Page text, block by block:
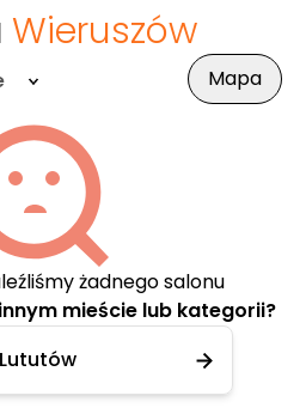
Wieruszów
Mapa
żadnego salonu
mieście lub kategorii?